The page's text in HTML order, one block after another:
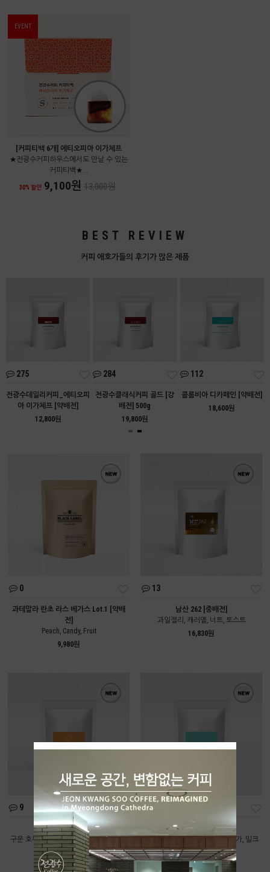
EVENT
[커피티백 6개] 에티오피아 이가체프
★전광수커피하우스에서도 만날 수 있는
커피티백★...
30% 할인 9,100원 13,000원
BEST REVIEW
커피 애호가들의 후기가 많은 제품
275
전광수데일리커피_에티오피
아 이가체프 [약배전]
12,800원
284
전광수클래식커피 골드 [강
배전] 500g
19,800원
112
콜롬비아 디카페인 [약배전]
18,600원
0
과테말라 란초 라스 베가스 Lot.1 [약배
전]
Peach, Candy, Fruit
9,980원
13
남산 262 [중배전]
과일젤리, 캐러멜, 너트, 토스트
16,830원
9
딥너티 [중배전]
구운 호두, 카카오닙스, 다크초콜릿, 브라
운 슈가
9,550원
11
올데이 [중배전]
구운 곡물, 볶은 땅콩, 브라운 슈가, 밀크
초콜릿
8,220원